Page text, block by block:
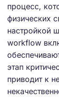
процесс,
физических
настройкой
workflow
этап
приводит к